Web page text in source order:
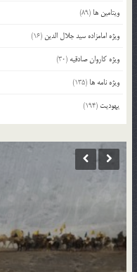
ویتامین ها (89)
ویژه امامزاده سید جلال الدین (16)
ویژه کاروان صادقیه (30)
ویژه نامه ها (135)
یهودیت (194)